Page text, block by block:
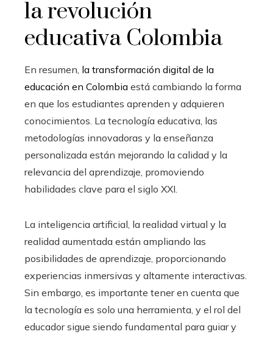
la revolución
educativa Colombia
En resumen, la transformación digital de la
educación en Colombia está cambiando la forma
en que los estudiantes aprenden y adquieren
conocimientos. La tecnología educativa, las
metodologías innovadoras y la enseñanza
personalizada están mejorando la calidad y la
relevancia del aprendizaje, promoviendo
habilidades clave para el siglo XXI.
La inteligencia artificial, la realidad virtual y la
realidad aumentada están ampliando las
posibilidades de aprendizaje, proporcionando
experiencias inmersivas y altamente interactivas.
Sin embargo, es importante tener en cuenta que
la tecnología es solo una herramienta, y el rol del
educador sigue siendo fundamental para guiar y